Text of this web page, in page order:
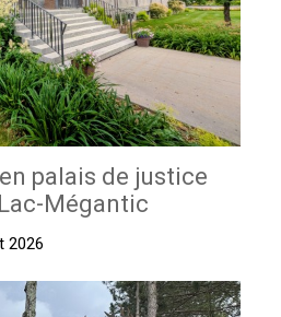
palais de justice
Mégantic
2026